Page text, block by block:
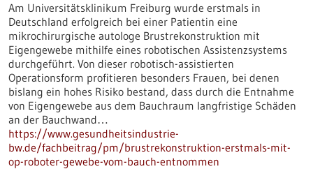
Am Universitätsklinikum Freiburg wurde erstmals in
Deutschland erfolgreich bei einer Patientin eine
mikrochirurgische autologe Brustrekonstruktion mit
Eigengewebe mithilfe eines robotischen Assistenzsystems
durchgeführt. Von dieser robotisch-assistierten
Operationsform profitieren besonders Frauen, bei denen
bislang ein hohes Risiko bestand, dass durch die Entnahme
von Eigengewebe aus dem Bauchraum langfristige Schäden
an der Bauchwand…
https://www.gesundheitsindustrie-
bw.de/fachbeitrag/pm/brustrekonstruktion-erstmals-mit-
op-roboter-gewebe-vom-bauch-entnommen